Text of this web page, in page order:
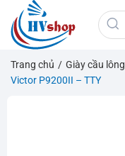
qua
nội
dung
Tìm
kiếm:
Trang chủ / Giày cầu lông
Victor P9200II – TTY